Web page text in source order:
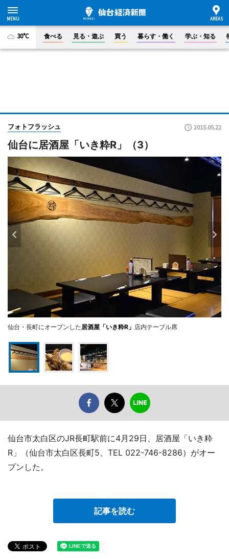
30°C 食べる 見る・遊ぶ 買う 暮らす・働く 学ぶ・知る
フォトフラッシュ 2015.05.22
仙台に居酒屋「いき粋R」（3）
仙台・長町にオープンした居酒屋「いき粋R」 店内テーブル席
仙台市太白区のJR長町駅前に4月29日、居酒屋「いき粋
R」（仙台市太白区長町5、TEL 022-746-8286）がオー
プンした。
記事を読む